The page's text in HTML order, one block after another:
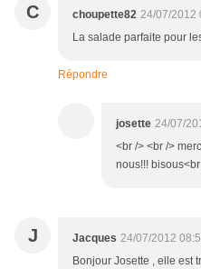
C choupette82 24/07/2012
La salade parfaite pour
Répondre
josette 24/07/
<br /> <br />
nous!!!
J Jacques 24/07/2012
Bonjour Josette , elle est